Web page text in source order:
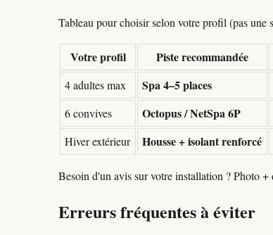
Tableau pour choisir selon votre profil (pas une
Votre profil Piste recommandée
4 adultes max Spa 4–5 places
6 convives
Octopus / NetSpa 6P
Hiver extérieur
Housse + isolant renforcé
Besoin d'un avis sur votre installation ? Photo +
Erreurs fréquentes à éviter